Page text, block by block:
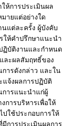
ห้การประเมินผล
ายแต่อย่างใด
นแต่ละครั้ง ผู้บังคับ
ให้คำปรึกษาแนะนำ
ฏิบัติงานและกำหนด
ละผลสัมฤทธิ์ของ
ารดังกล่าว และใน
แจ้งผลการปฏิบัติ
การแนะนำแก่ผู้
การบริหารเพื่อให้
ปใช้ประกอบการให้
การประเมินผลการ